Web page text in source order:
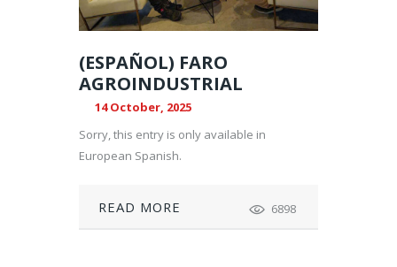
(ESPAÑOL) FARO
AGROINDUSTRIAL
14 October, 2025
Sorry, this entry is only available in
European Spanish.
READ MORE 6898